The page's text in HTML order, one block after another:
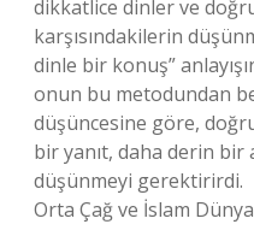
dikkatlice dinler ve
karşısındakilerin
dinle bir konuş”
onun bu metodundan
düşüncesine göre,
bir yanıt, daha derin bir
düşünmeyi gerektirirdi.
Orta Çağ ve İslam